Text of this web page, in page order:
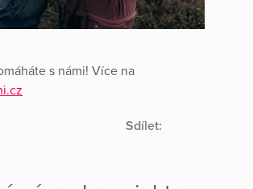
s námi! Více na
Sdílet: